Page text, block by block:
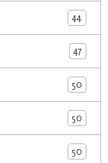
44
47
50
50
50